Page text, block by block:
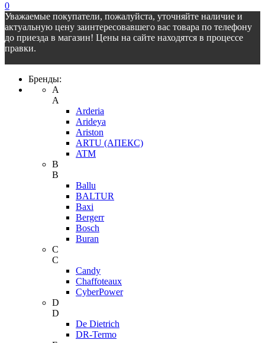
0
Уважаемые покупатели, пожалуйста, уточняйте наличие и
актуальную цену заинтересовавшего вас товара по телефону
до приезда в магазин! Цены на сайте находятся в процессе
правки.
Бренды:
A
A
Arderia
Arideya
Ariston
ARTU (АПЕКС)
ATM
B
B
Ballu
BALTUR
Baxi
Bergerr
Bosch
Buran
C
C
Candy
Chaffoteaux
CyberPower
D
D
De Dietrich
DR-Termo